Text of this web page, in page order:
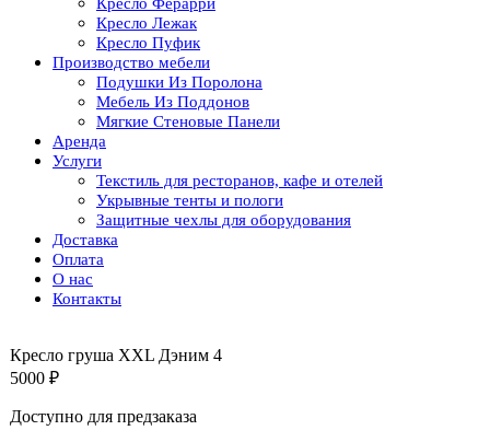
Кресло Лежак
Кресло Пуфик
Производство мебели
Подушки Из Поролона
Мебель Из Поддонов
Мягкие Стеновые Панели
Аренда
Услуги
Текстиль для ресторанов, кафе и отелей
Укрывные тенты и пологи
Защитные чехлы для оборудования
Доставка
Оплата
О нас
Контакты
Кресло груша XXL Дэним 4
5000 ₽
Доступно для предзаказа